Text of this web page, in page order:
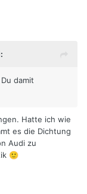
damit
Hatte ich wie
es die Dichtung
Audi zu
🙂